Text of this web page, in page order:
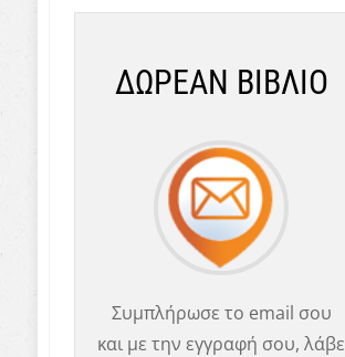
ΔΩΡΕΑΝ ΒΙΒΛΙΟ
Συμπλήρωσε το email σου
και με την εγγραφή σου, λάβε